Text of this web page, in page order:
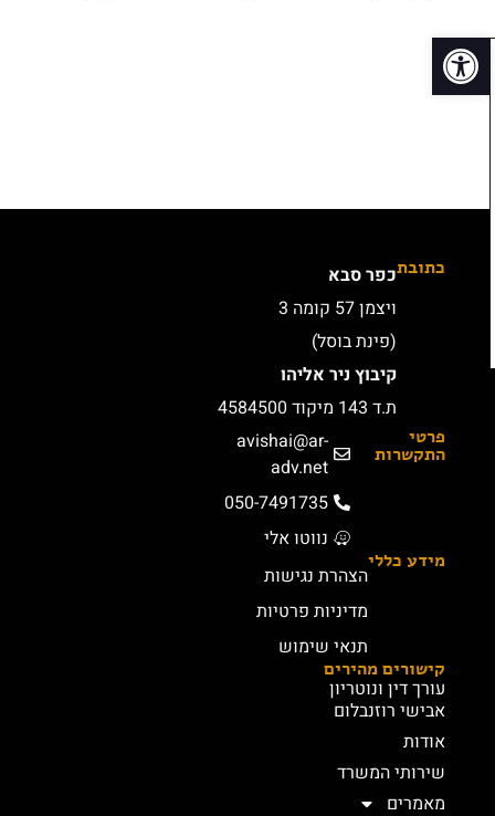
פתח סרגל נגישות
קישורים מהירים
עורך דין ונוטריון
אבישי רוזנבלום
אודות
שירותי המשרד
מאמרים
כתובתכפר סבא
ויצמן 57 קומה 3
(פינת בוסל)
קיבוץ ניר אליהו
ת.ד 143 מיקוד 4584500
פרטי
התקשרות
avishai@ar-
adv.net
050-7491735
נווטו אלי
מידע כללי
הצהרת נגישות
מדיניות פרטיות
תנאי שימוש